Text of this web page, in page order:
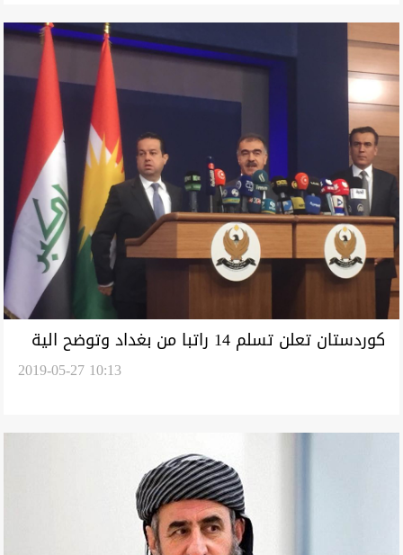
كوردستان تعلن تسلم 14 راتبا من بغداد وتوضح الية
2019-05-27 10:13